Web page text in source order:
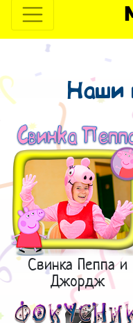
Наши
Свинка Пеппа и
Джордж